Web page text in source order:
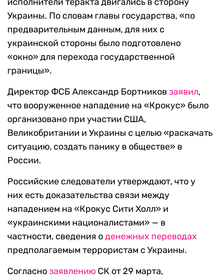
Украины. По словам главы государства, «по
предварительным данным, для них с
украинской стороны было подготовлено
«окно» для перехода государственной
границы».
Директор ФСБ Александр Бортников заявил,
что вооруженное нападение на «Крокус» было
организовано при участии США,
Великобритании и Украины с целью «раскачать
ситуацию, создать панику в обществе» в
России.
Российские следователи утверждают, что у
них есть доказательства связи между
нападением на «Крокус Сити Холл» и
«украинскими националистами» — в
частности, сведения оденежных переводах
предполагаемым террористам с Украины.
Согласнозаявлению СК от 29 марта,